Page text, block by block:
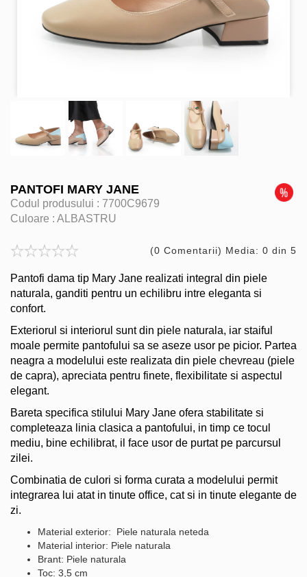
PANTOFI MARY JANE
Codul produsului : 7700C9679
Culoare : ALBASTRU
(0 Comentarii) Media: 0 din 5
Pantofi dama tip Mary Jane realizati integral din piele
naturala, ganditi pentru un echilibru intre eleganta si
confort.
Exteriorul si interiorul sunt din piele naturala, iar staiful
moale permite pantofului sa se aseze usor pe picior. Partea
neagra a modelului este realizata din piele chevreau (piele
de capra), apreciata pentru finete, flexibilitate si aspectul
elegant.
Bareta specifica stilului Mary Jane ofera stabilitate si
completeaza linia clasica a pantofului, in timp ce tocul
mediu, bine echilibrat, il face usor de purtat pe parcursul
zilei.
Combinatia de culori si forma curata a modelului permit
integrarea lui atat in tinute office, cat si in tinute elegante de
zi.
Material exterior: Piele naturala neteda
Material interior: Piele naturala
Brant: Piele naturala
Toc: 3,5 cm